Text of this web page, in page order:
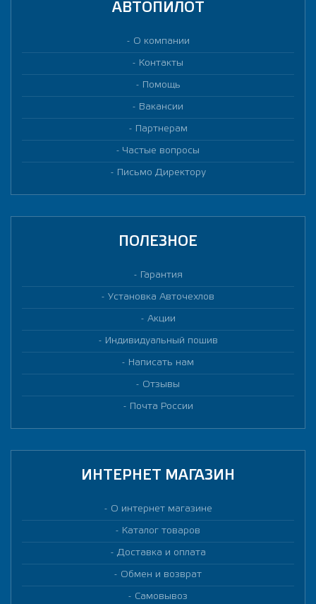
АВТОПИЛОТ
О компании
Контакты
Помощь
Вакансии
Партнерам
Частые вопросы
Письмо Директору
ПОЛЕЗНОЕ
Гарантия
Установка Авточехлов
Акции
Индивидуальный пошив
Написать нам
Отзывы
Почта России
ИНТЕРНЕТ МАГАЗИН
О интернет магазине
Каталог товаров
Доставка и оплата
Обмен и возврат
Самовывоз